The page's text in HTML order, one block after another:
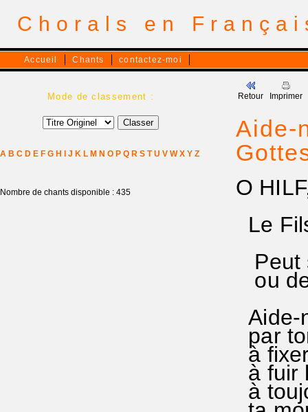
Chorals en
Accueil Chants contactez-moi
Mode de classement :
A B C D E F G H J K L M N O P Q R S T U V W X Y Z
Nombre de chants disponible : 435
Retour Imprimer
Aide-
O
Le
Peut
ou
Aide-
par
à
à fuir
à